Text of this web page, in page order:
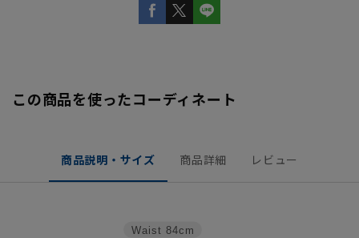
この商品を使ったコーディネート
商品説明・サイズ 商品詳細 レビュー
Waist 84cm